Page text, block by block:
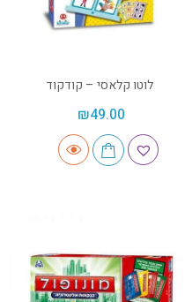
לוטו קלאסי – קודקוד
₪49.00